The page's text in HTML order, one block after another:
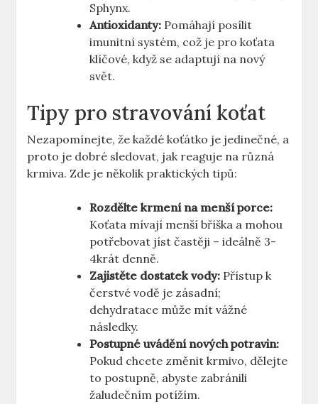
Sphynx.
Antioxidanty: Pomáhají posílit
imunitní systém, což je pro koťata
klíčové, když se adaptují na nový
svět.
Tipy pro stravování koťat
Nezapomínejte, že každé koťátko je jedinečné, a
proto je dobré sledovat, jak reaguje na různá
krmiva. Zde je několik praktických tipů:
Rozdělte krmení na menší porce:
Koťata mívají menší bříška a mohou
potřebovat jíst častěji – ideálně 3-
4krát denně.
Zajistěte dostatek vody: Přístup k
čerstvé vodě je zásadní;
dehydratace může mít vážné
následky.
Postupné uvádění nových potravin:
Pokud chcete změnit krmivo, dělejte
to postupně, abyste zabránili
žaludečním potížím.